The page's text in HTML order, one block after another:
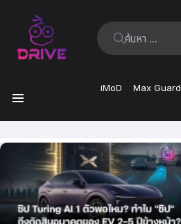
ค้นหา:
iMoD Max Guard
ล่าสุด